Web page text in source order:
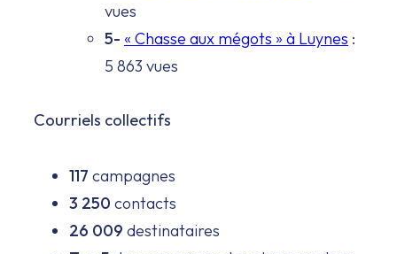
vues
5- « Chasse aux mégots » à Luynes :
5 863 vues
Courriels collectifs
117 campagnes
3 250 contacts
26 009 destinataires